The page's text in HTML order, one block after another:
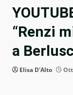
“Renzi
a
Elisa D'Alto